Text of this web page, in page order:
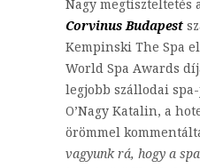
Nagy megtiszteltetés
Corvinus Budapest
Kempinski The Spa
World Spa Awards
legjobb szállodai
O’Nagy Katalin, a
örömmel
vagyunk rá, hogy a